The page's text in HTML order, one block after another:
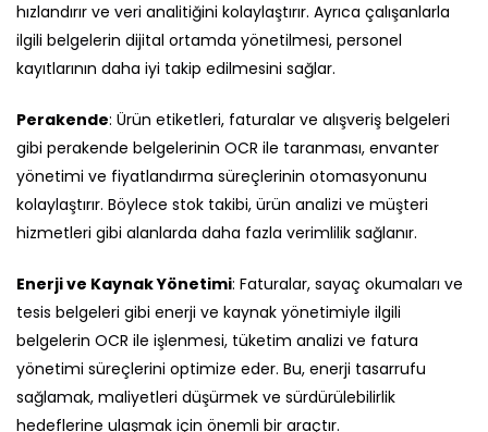
hızlandırır ve veri analitiğini kolaylaştırır. Ayrıca çalışanlarla
ilgili belgelerin dijital ortamda yönetilmesi, personel
kayıtlarının daha iyi takip edilmesini sağlar.
Perakende: Ürün etiketleri, faturalar ve alışveriş belgeleri
gibi perakende belgelerinin OCR ile taranması, envanter
yönetimi ve fiyatlandırma süreçlerinin otomasyonunu
kolaylaştırır. Böylece stok takibi, ürün analizi ve müşteri
hizmetleri gibi alanlarda daha fazla verimlilik sağlanır.
Enerji ve Kaynak Yönetimi: Faturalar, sayaç okumaları ve
tesis belgeleri gibi enerji ve kaynak yönetimiyle ilgili
belgelerin OCR ile işlenmesi, tüketim analizi ve fatura
yönetimi süreçlerini optimize eder. Bu, enerji tasarrufu
sağlamak, maliyetleri düşürmek ve sürdürülebilirlik
hedeflerine ulaşmak için önemli bir araçtır.